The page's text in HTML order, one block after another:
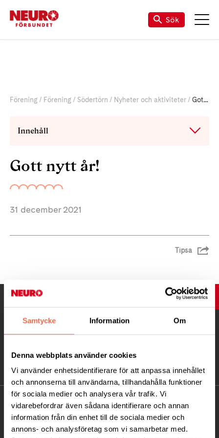
Samtycke Information Om
Denna webbplats använder cookies
Vi använder enhetsidentifierare för att anpassa innehållet
och annonserna till användarna, tillhandahålla funktioner
för sociala medier och analysera vår trafik. Vi
vidarebefordrar även sådana identifierare och annan
information från din enhet till de sociala medier och
annons- och analysföretag som vi samarbetar med.
Sök
Förening Förening Södertörn Nyheter och aktiviteter Gott nytt år!
Innehåll
Gott nytt år!
31 december 2021
Tipsa
UPP
KONTAKT
Besöksadress: